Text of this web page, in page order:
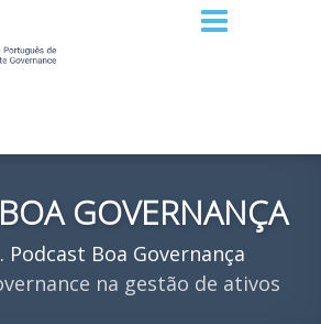
GOVERNANÇA
Podcast Boa Governança
na gestão de ativos